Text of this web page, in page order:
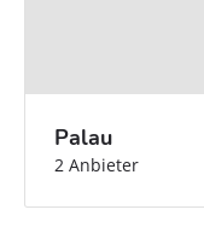
Palau
2 Anbieter